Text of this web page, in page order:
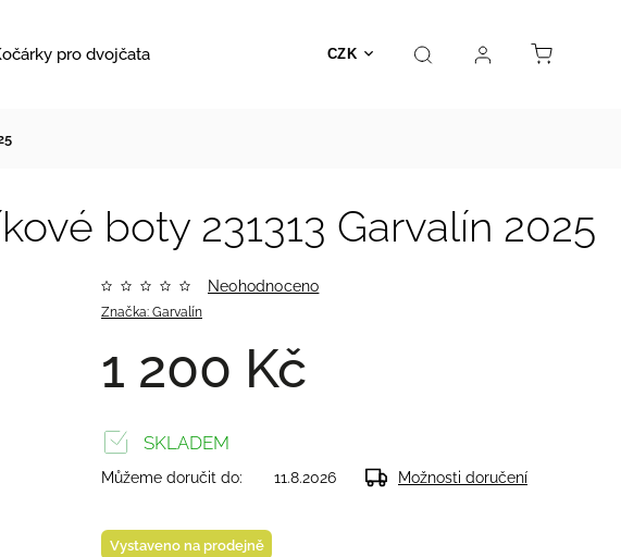
CZK
pro dvojčata Hračky Prodejna Kontakt
boty 231313 Garvalín 2025
Značka: Garvalín
Neohodnoceno
1 200 Kč
Vystaveno na prodejně
SKLADEM
Můžeme doručit do: 11.8.2026 Možnosti doručení